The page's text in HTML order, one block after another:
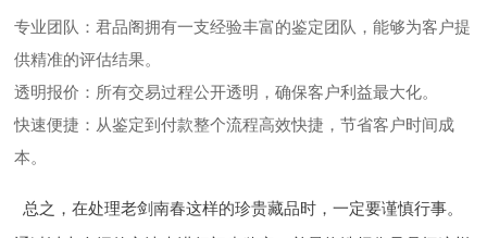
专业团队 ：君品阁拥有一支经验丰富的鉴定团队，能够为客户提
供精准的评估结果。
透明报价 ：所有交易过程公开透明，确保客户利益最大化。
快速便捷 ：从鉴定到付款整个流程高效快捷，节省客户时间成
本。
总之，在处理老剑南春这样的珍贵藏品时，一定要谨慎行事。